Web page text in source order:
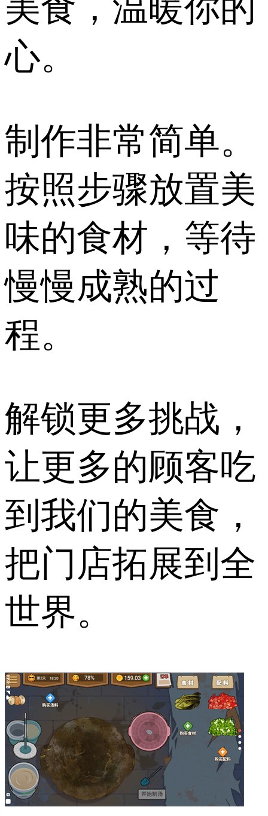
美食，温暖你的
心。
制作非常简单。
按照步骤放置美
味的食材，等待
慢慢成熟的过
程。
解锁更多挑战，
让更多的顾客吃
到我们的美食，
把门店拓展到全
世界。